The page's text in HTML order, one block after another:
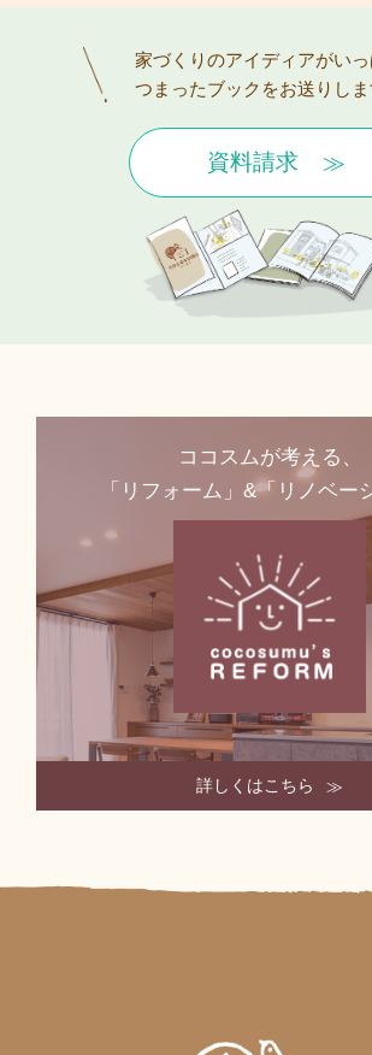
家づくりのアイディアがい
つまったブックをお送りしま
資料請求
ココスムが考える、
「リフォーム」&「リノベー
詳しくはこちら